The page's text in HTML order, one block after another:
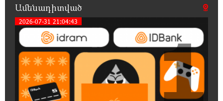
16:44:56 6-08-2026
Վաղը մենք ԱԺ չենք գալու. Նարեկ
Կարապետյան
16:15:33 6-08-2026
ՈւՂԻՂ. Նարեկ Կարապետյանը հանդես է
գալիս հայտարարությամբ
16:09:42 6-08-2026
Ամենադիտված
2026-07-31 21:04:43
1